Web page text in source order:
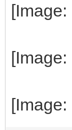
[Image:
[Image:
[Image: